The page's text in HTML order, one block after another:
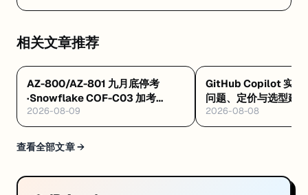
相关文章推荐
AZ-800/AZ-801 九月底停考
·Snowflake COF-C03 加考
Cortex AI·AWS 十万免费 AI 席
8/4 开训
2026-08-09
GitHub Copilot 实战
问题、定价与选型建议
2026-08-08
查看全部文章 →